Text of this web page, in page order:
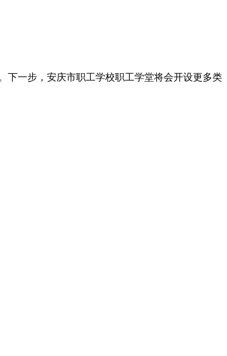
一步，安庆市职工学校职工学堂将会开设更多类